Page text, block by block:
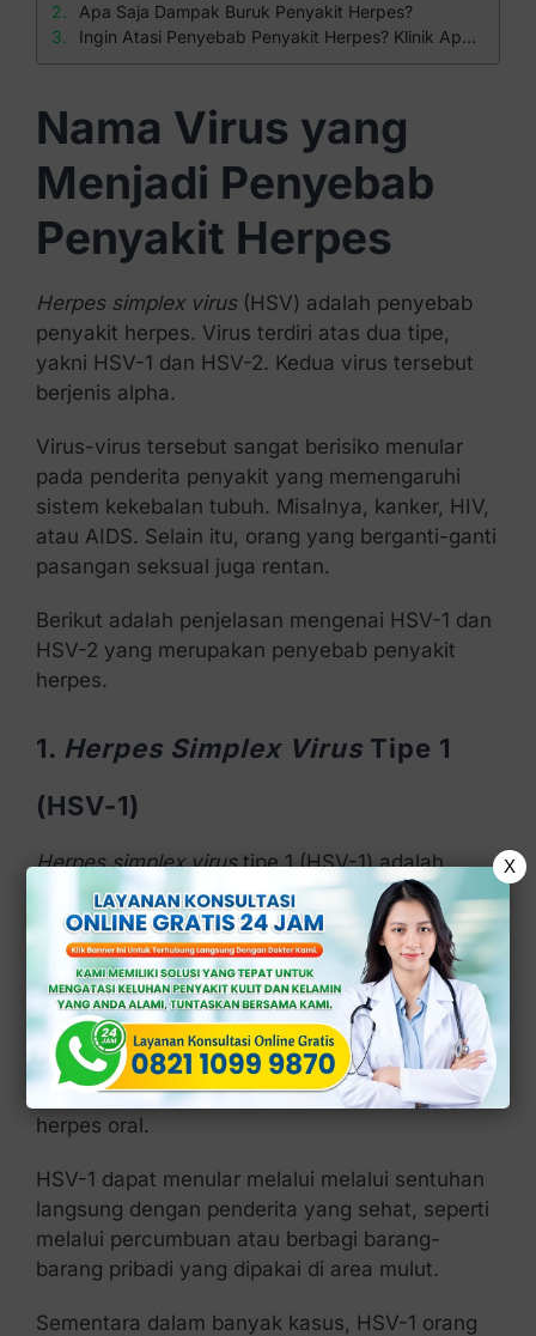
Apa Saja Dampak Buruk Penyakit Herpes?
Ingin Atasi Penyebab Penyakit Herpes? Klinik Apollo Jawabannya
Nama Virus yang
Menjadi Penyebab
Penyakit Herpes
Herpes simplex virus(HSV) adalah penyebab
penyakit herpes. Virus terdiri atas dua tipe,
yakni HSV-1 dan HSV-2. Kedua virus tersebut
berjenis alpha.
Virus-virus tersebut sangat berisiko menular
pada penderita penyakit yang memengaruhi
sistem kekebalan tubuh. Misalnya, kanker, HIV,
atau AIDS. Selain itu, orang yang berganti-ganti
pasangan seksual juga rentan.
Berikut adalah penjelasan mengenai HSV-1 dan
HSV-2 yang merupakan penyebab penyakit
herpes.
1. Herpes Simplex Virus Tipe 1
(HSV-1)
Herpes simplex virustipe 1 (HSV-1) adalah
salah satu jenis virus herpes, umumnya menjadi
pemicu herpes oral atau herpes labialis yang
sering ditemukan pada area mulut dan bibir.
Selain menginfeksi mulut, HSV-1 juga memiliki
potensi untuk menyebar dari mulut ke alat
kelamin, menyebabkan herpes genital pada
orang yang menerima seks oral dari pengidap
herpes oral.
HSV-1 dapat menular melalui melalui sentuhan
langsung dengan penderita yang sehat, seperti
melalui percumbuan atau berbagi barang-
barang pribadi yang dipakai di area mulut.
Sementara dalam banyak kasus, HSV-1 orang
X